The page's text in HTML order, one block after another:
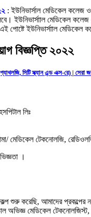
: ইউনিভার্সাল মেডিকেল কলেজ
ইউনিভার্সাাল মেডিকেল
পোষ্টে ইউনিভার্সাাল
বিজ্ঞপ্তি ২০২২
সিটি স্ক্যান এন্ড এক্স-রে) | সেরা
লিঃ
মেডিকেল টেকনোলজি,
।
শুরু করেছি, আমাদের প্রকল্পের
অভিজ্ঞ মেডিকেল